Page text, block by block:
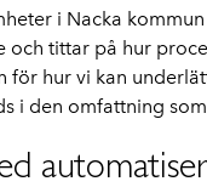
i Nacka
tittar på hur
för hur vi kan
i den omfattning